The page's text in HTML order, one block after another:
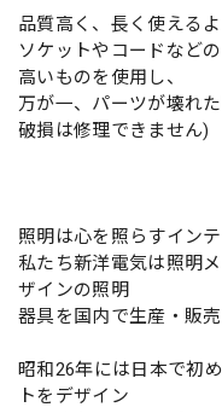
品質高く、長く使える
ソケットやコードなど
高いものを使用し、
万が一、パーツが壊れ
破損は修理できません)
照明は心を照らすイン
私たち新洋電気は照明
ザインの照明
器具を国内で生産・販売
昭和26年には日本で初
トをデザイン